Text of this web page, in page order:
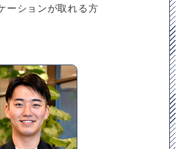
ーションが取れる方